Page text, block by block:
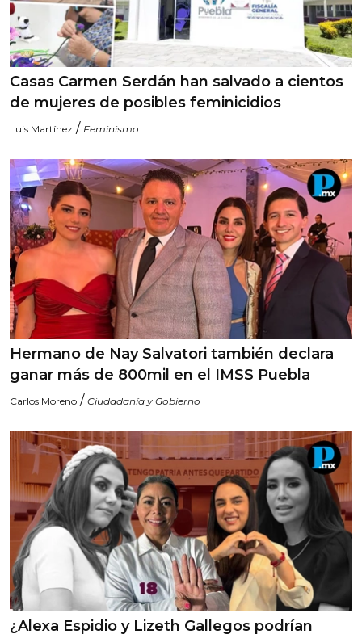
Casas Carmen Serdán han salvado a cientos
de mujeres de posibles feminicidios
Luis Martínez / Feminismo
Hermano de Nay Salvatori también declara
ganar más de 800mil en el IMSS Puebla
Carlos Moreno / Ciudadanía y Gobierno
¿Alexa Espidio y Lizeth Gallegos podrían